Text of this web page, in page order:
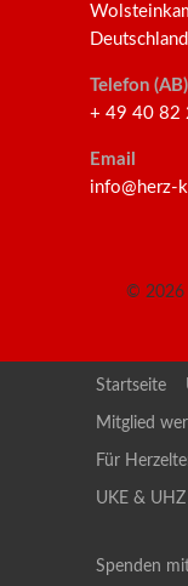
Deutschland
Telefon (AB)
+ 49 40 82
Email
info@herz-
© 2026
Startseite
Mitglied
Für
UKE & UHZ
Spenden